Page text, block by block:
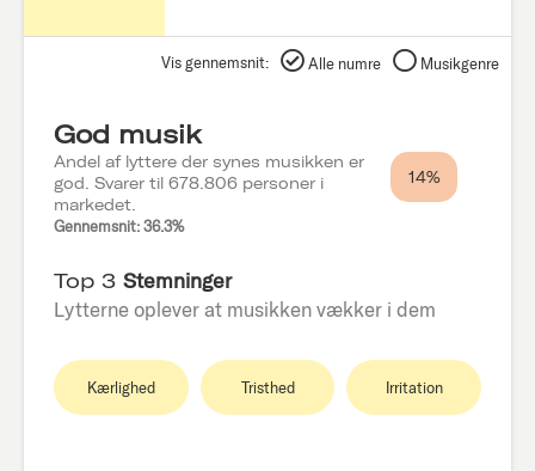
Vis gennemsnit: Alle numre Musikgenre
God musik
Andel af lyttere der synes musikken er
god. Svarer til 678.806 personer i
markedet.
Gennemsnit: 36.3%
14%
Top 3 Stemninger
Lytterne oplever at musikken vækker i dem
Kærlighed Tristhed Irritation